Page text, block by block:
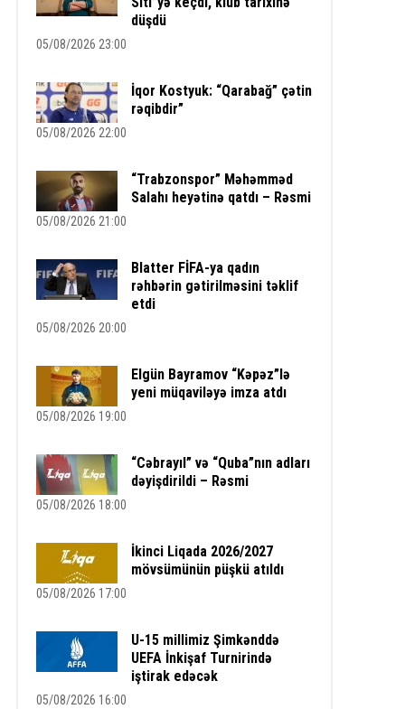
düşdü
05/08/2026 23:00
İqor Kostyuk: “Qarabağ” çətin
rəqibdir”
05/08/2026 22:00
“Trabzonspor” Məhəmməd
Salahı heyətinə qatdı – Rəsmi
05/08/2026 21:00
Blatter FİFA-ya qadın
rəhbərin gətirilməsini təklif
etdi
05/08/2026 20:00
Elgün Bayramov “Kəpəz”lə
yeni müqaviləyə imza atdı
05/08/2026 19:00
“Cəbrayıl” və “Quba”nın adları
dəyişdirildi – Rəsmi
05/08/2026 18:00
İkinci Liqada 2026/2027
mövsümünün püşkü atıldı
05/08/2026 17:00
U-15 millimiz Şimkənddə
UEFA İnkişaf Turnirində
iştirak edəcək
05/08/2026 16:00